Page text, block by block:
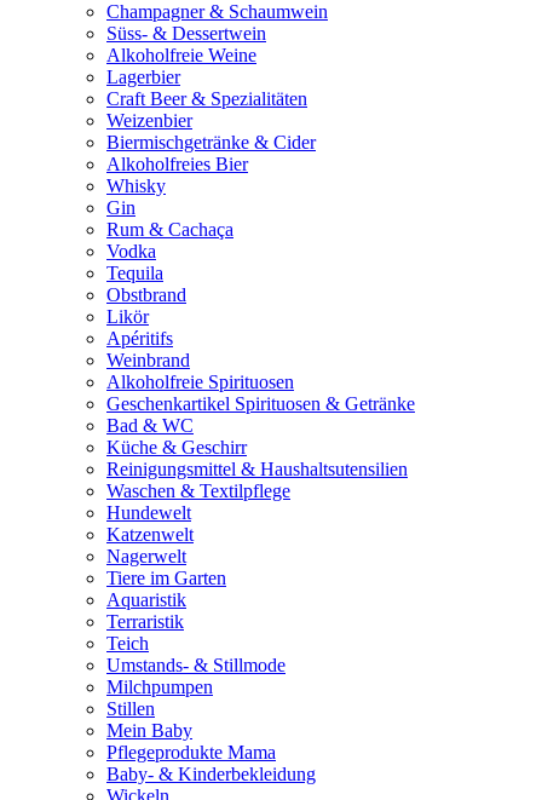
Champagner & Schaumwein
Süss- & Dessertwein
Alkoholfreie Weine
Lagerbier
Craft Beer & Spezialitäten
Weizenbier
Biermischgetränke & Cider
Alkoholfreies Bier
Whisky
Gin
Rum & Cachaça
Vodka
Tequila
Obstbrand
Likör
Apéritifs
Weinbrand
Alkoholfreie Spirituosen
Geschenkartikel Spirituosen & Getränke
Bad & WC
Küche & Geschirr
Reinigungsmittel & Haushaltsutensilien
Waschen & Textilpflege
Hundewelt
Katzenwelt
Nagerwelt
Tiere im Garten
Aquaristik
Terraristik
Teich
Umstands- & Stillmode
Milchpumpen
Stillen
Mein Baby
Pflegeprodukte Mama
Baby- & Kinderbekleidung
Wickeln